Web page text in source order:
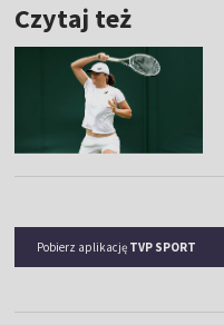
Czytaj też
Pobierz aplikację TVP SPORT